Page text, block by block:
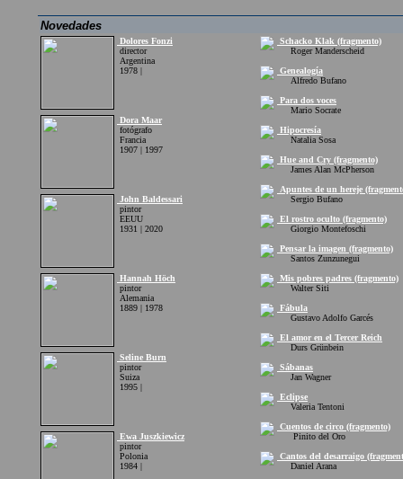
Novedades
Dolores Fonzi
director
Argentina
1978 |
Dora Maar
fotógrafo
Francia
1907 | 1997
John Baldessari
pintor
EEUU
1931 | 2020
Hannah Höch
pintor
Alemania
1889 | 1978
Seline Burn
pintor
Suiza
1995 |
Ewa Juszkiewicz
pintor
Polonia
1984 |
Schacko Klak (fragmento)
Roger Manderscheid
Genealogía
Alfredo Bufano
Para dos voces
Mario Socrate
Hipocresía
Natalia Sosa
Hue and Cry (fragmento)
James Alan McPherson
Apuntes de un hereje
Sergio Bufano
El rostro oculto (fragmento)
Giorgio Montefoschi
Pensar la imagen (fragmento)
Santos Zunzunegui
Mis pobres padres (fragmento)
Walter Siti
Fábula
Gustavo Adolfo Garcés
El amor en el Tercer Reich
Durs Grünbein
Sábanas
Jan Wagner
Eclipse
Valeria Tentoni
Cuentos de circo (fragmento)
Pinito del Oro
Cantos del desarraigo
Daniel Arana